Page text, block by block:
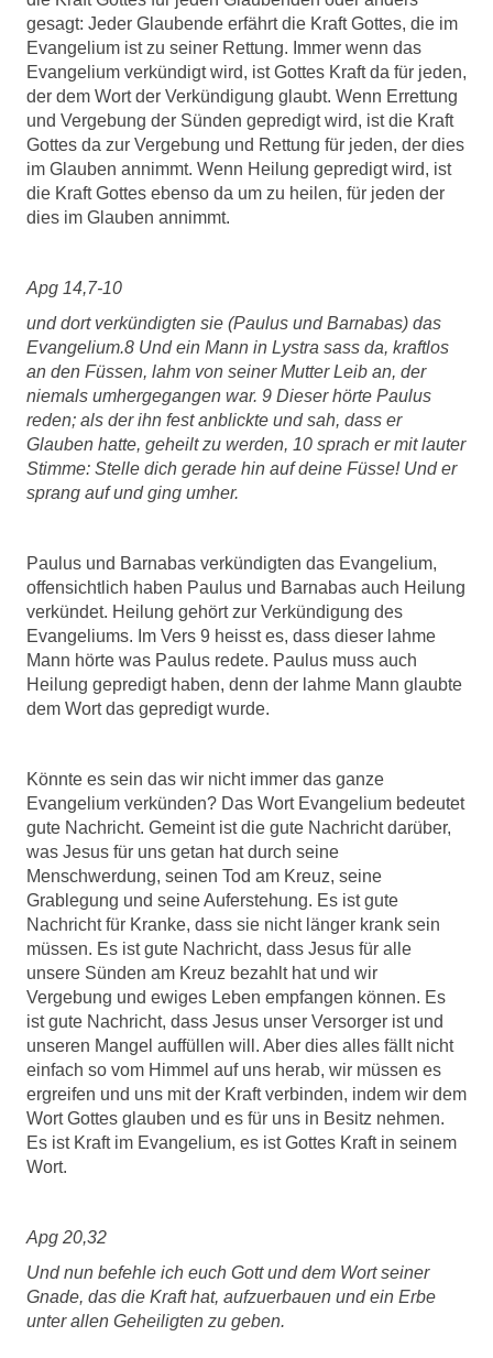
gesagt: Jeder Glaubende erfährt die Kraft Gottes, die im
Evangelium ist zu seiner Rettung. Immer wenn das
Evangelium verkündigt wird, ist Gottes Kraft da für jeden,
der dem Wort der Verkündigung glaubt. Wenn Errettung
und Vergebung der Sünden gepredigt wird, ist die Kraft
Gottes da zur Vergebung und Rettung für jeden, der dies
im Glauben annimmt. Wenn Heilung gepredigt wird, ist
die Kraft Gottes ebenso da um zu heilen, für jeden der
dies im Glauben annimmt.
Apg 14,7-10
und dort verkündigten sie (Paulus und Barnabas) das
Evangelium.8 Und ein Mann in Lystra sass da, kraftlos
an den Füssen, lahm von seiner Mutter Leib an, der
niemals umhergegangen war. 9 Dieser hörte Paulus
reden; als der ihn fest anblickte und sah, dass er
Glauben hatte, geheilt zu werden, 10 sprach er mit lauter
Stimme: Stelle dich gerade hin auf deine Füsse! Und er
sprang auf und ging umher.
Paulus und Barnabas verkündigten das Evangelium,
offensichtlich haben Paulus und Barnabas auch Heilung
verkündet. Heilung gehört zur Verkündigung des
Evangeliums. Im Vers 9 heisst es, dass dieser lahme
Mann hörte was Paulus redete. Paulus muss auch
Heilung gepredigt haben, denn der lahme Mann glaubte
dem Wort das gepredigt wurde.
Könnte es sein das wir nicht immer das ganze
Evangelium verkünden? Das Wort Evangelium bedeutet
gute Nachricht. Gemeint ist die gute Nachricht darüber,
was Jesus für uns getan hat durch seine
Menschwerdung, seinen Tod am Kreuz, seine
Grablegung und seine Auferstehung. Es ist gute
Nachricht für Kranke, dass sie nicht länger krank sein
müssen. Es ist gute Nachricht, dass Jesus für alle
unsere Sünden am Kreuz bezahlt hat und wir
Vergebung und ewiges Leben empfangen können. Es
ist gute Nachricht, dass Jesus unser Versorger ist und
unseren Mangel auffüllen will. Aber dies alles fällt nicht
einfach so vom Himmel auf uns herab, wir müssen es
ergreifen und uns mit der Kraft verbinden, indem wir dem
Wort Gottes glauben und es für uns in Besitz nehmen.
Es ist Kraft im Evangelium, es ist Gottes Kraft in seinem
Wort.
Apg 20,32
Und nun befehle ich euch Gott und dem Wort seiner
Gnade, das die Kraft hat, aufzuerbauen und ein Erbe
unter allen Geheiligten zu geben.